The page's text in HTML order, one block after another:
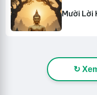
Mười Lời
↻